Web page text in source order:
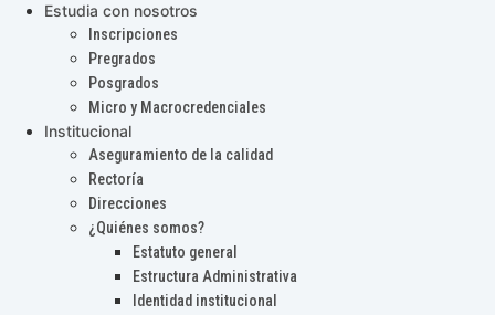
Estudia con nosotros
Inscripciones
Pregrados
Posgrados
Micro y Macrocredenciales
Institucional
Aseguramiento de la calidad
Rectoría
Direcciones
¿Quiénes somos?
Estatuto general
Estructura Administrativa
Identidad institucional